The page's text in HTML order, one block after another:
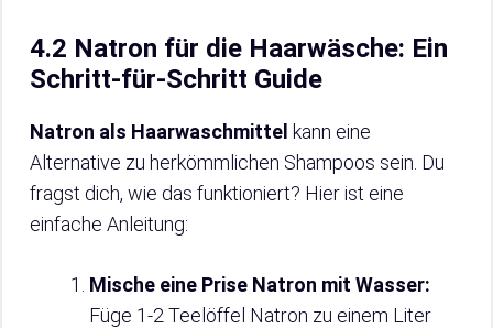
4.2 Natron für die Haarwäsche: Ein
Schritt-für-Schritt Guide
Natron als Haarwaschmittel kann eine
Alternative zu herkömmlichen Shampoos sein. Du
fragst dich, wie das funktioniert? Hier ist eine
einfache Anleitung:
Mische eine Prise Natron mit Wasser:
Füge 1-2 Teelöffel Natron zu einem Liter